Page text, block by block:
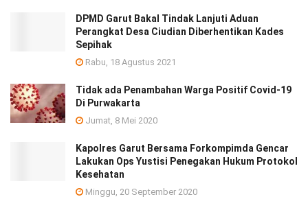
DPMD Garut Bakal Tindak Lanjuti Aduan
Perangkat Desa Ciudian Diberhentikan Kades
Sepihak
Rabu, 18 Agustus 2021
Tidak ada Penambahan Warga Positif Covid-19
Di Purwakarta
Jumat, 8 Mei 2020
Kapolres Garut Bersama Forkompimda Gencar
Lakukan Ops Yustisi Penegakan Hukum Protokol
Kesehatan
Minggu, 20 September 2020